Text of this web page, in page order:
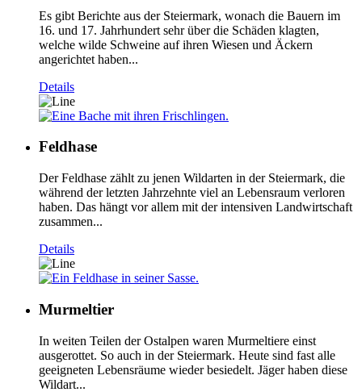
Es gibt Berichte aus der Steiermark, wonach die Bauern im
16. und 17. Jahrhundert sehr über die Schäden klagten,
welche wilde Schweine auf ihren Wiesen und Äckern
angerichtet haben...
Details
Feldhase
Der Feldhase zählt zu jenen Wildarten in der Steiermark, die
während der letzten Jahrzehnte viel an Lebensraum verloren
haben. Das hängt vor allem mit der intensiven Landwirtschaft
zusammen...
Details
Murmeltier
In weiten Teilen der Ostalpen waren Murmeltiere einst
ausgerottet. So auch in der Steiermark. Heute sind fast alle
geeigneten Lebensräume wieder besiedelt. Jäger haben diese
Wildart...